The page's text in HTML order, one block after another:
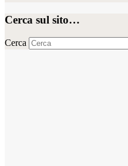
Cerca sul sito…
Cerca